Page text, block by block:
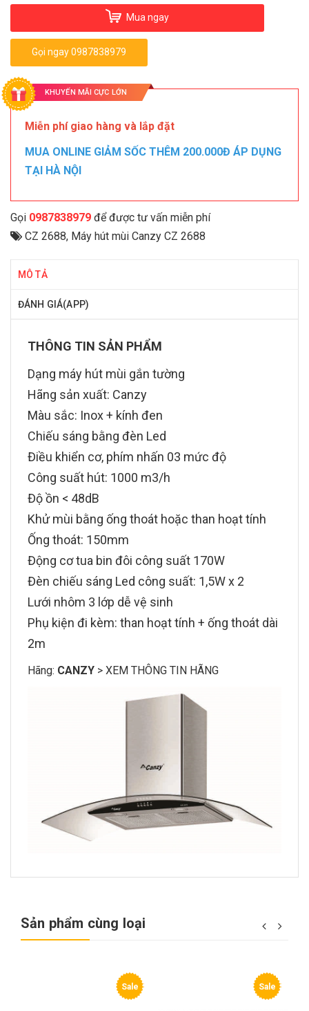
Mua ngay
Gọi ngay 0987838979
KHUYẾN MÃI CỰC LỚN
Miễn phí giao hàng và lắp đặt
MUA ONLINE GIẢM SỐC THÊM 200.000Đ ÁP DỤNG
TẠI HÀ NỘI
Gọi 0987838979 để được tư vấn miễn phí
CZ 2688, Máy hút mùi Canzy CZ 2688
MÔ TẢ
ĐÁNH GIÁ(APP)
THÔNG TIN SẢN PHẨM
Dạng máy hút mùi gắn tường
Hãng sản xuất: Canzy
Màu sắc: Inox + kính đen
Chiếu sáng bằng đèn Led
Điều khiển cơ, phím nhấn 03 mức độ
Công suất hút: 1000 m3/h
Độ ồn < 48dB
Khử mùi bằng ống thoát hoặc than hoạt tính
Ống thoát: 150mm
Động cơ tua bin đôi công suất 170W
Đèn chiếu sáng Led công suất: 1,5W x 2
Lưới nhôm 3 lớp dễ vệ sinh
Phụ kiện đi kèm: than hoạt tính + ống thoát dài
2m
Hãng: CANZY > XEM THÔNG TIN HÃNG
Sản phẩm cùng loại
Sale Sale